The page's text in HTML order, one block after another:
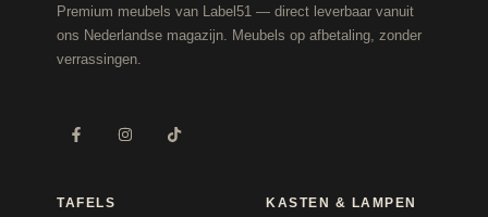
Premium meubels van Label51 — direct leverbaar vanuit
ons Nederlandse magazijn. Meubels op afbetaling, zonder
verrassingen.
TAFELS KASTEN & LAMPEN